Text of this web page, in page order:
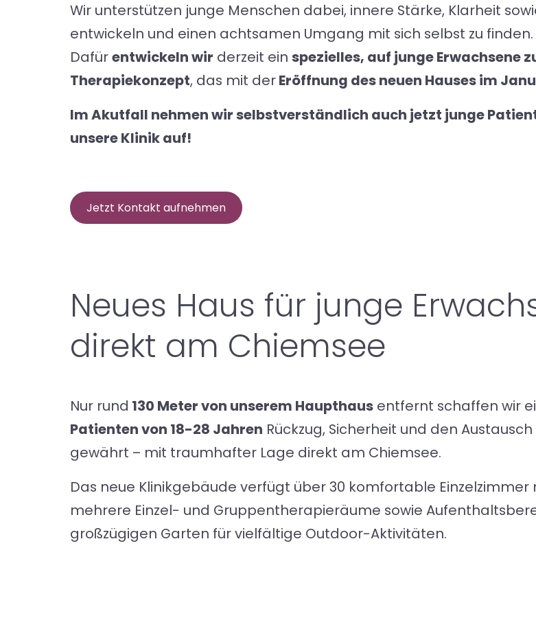
Wir unterstützen junge Menschen dabei, innere Stärke, Klarheit
entwickeln und einen achtsamen Umgang mit sich selbst zu finden.
Dafürentwickeln wir derzeit ein spezielles, auf junge Erwachsene
Therapiekonzept, das mit derEröffnung des neuen Hauses im
Im Akutfall nehmen wir selbstverständlich auch jetzt junge
unsere Klinik auf!
Jetzt Kontakt aufnehmen
Neues Haus für junge
direkt am Chiemsee
Nur rund 130 Meter von unserem Haupthaus entfernt schaffen wir
Patientenvon 18-28 Jahren Rückzug, Sicherheit und den
gewährt – mit traumhafter Lage direkt am Chiemsee.
Das neue Klinikgebäude verfügt über 30 komfortable Einzelzimmer
mehrere Einzel- und Gruppentherapieräume sowie
großzügigen Garten für vielfältige Outdoor-Aktivitäten.